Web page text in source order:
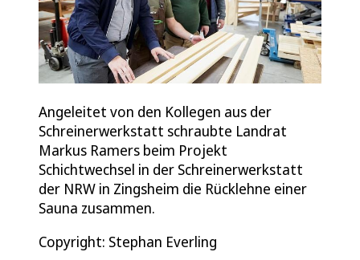
Angeleitet von den Kollegen aus der
Schreinerwerkstatt schraubte Landrat
Markus Ramers beim Projekt
Schichtwechsel in der Schreinerwerkstatt
der NRW in Zingsheim die Rücklehne einer
Sauna zusammen.
Copyright: Stephan Everling